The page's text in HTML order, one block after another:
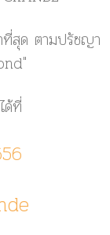
ที่สุด ตามปรัชญา
ด้ที่